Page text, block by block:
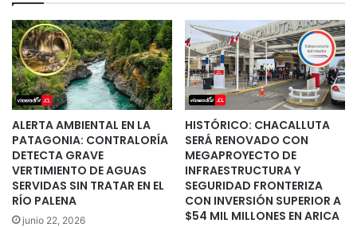
ALERTA AMBIENTAL EN LA
PATAGONIA: CONTRALORÍA
DETECTA GRAVE
VERTIMIENTO DE AGUAS
SERVIDAS SIN TRATAR EN EL
RÍO PALENA
junio 22, 2026
HISTÓRICO: CHACALLUTA
SERÁ RENOVADO CON
MEGAPROYECTO DE
INFRAESTRUCTURA Y
SEGURIDAD FRONTERIZA
CON INVERSIÓN SUPERIOR A
$54 MIL MILLONES EN ARICA